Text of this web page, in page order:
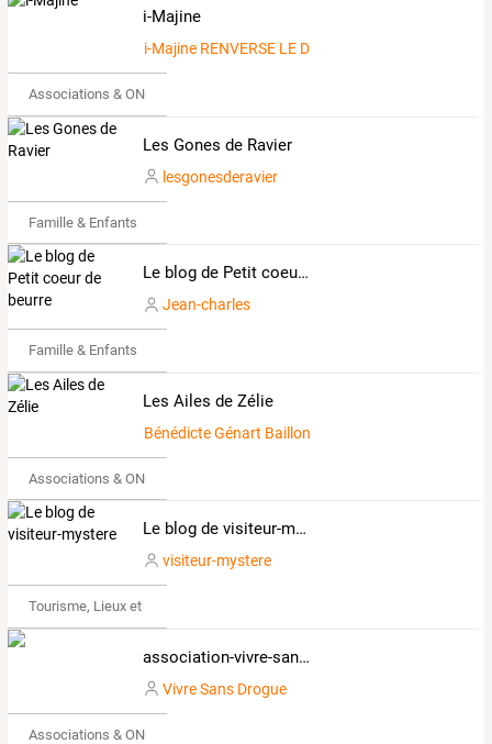
i-Majine
i-Majine RENVERSE LE DECOR
Associations & ONG
Les Gones de Ravier
lesgonesderavier
Famille & Enfants
Le blog de Petit coeur de beurre
Jean-charles
Famille & Enfants
Les Ailes de Zélie
Bénédicte Génart Baillon
Associations & ONG
Le blog de visiteur-mystere
visiteur-mystere
Tourisme, Lieux et Événements
association-vivre-sans-drogue.over-blog.com
Vivre Sans Drogue
Associations & ONG